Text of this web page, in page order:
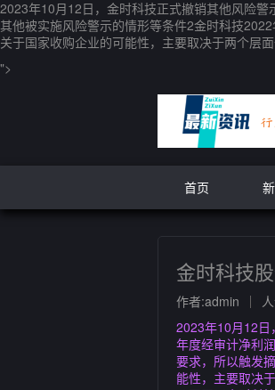
2023年10月12日，金时科技正式撤销其他风险警
其他被实施风险警示的情形等条件2金时科技
关于国家收购企业的可能性，主要取决于两个层
">
首页
金时科技
作者:admin
2023年10月12日
年度经审计净利
要求，所以触发
能性，主要取决